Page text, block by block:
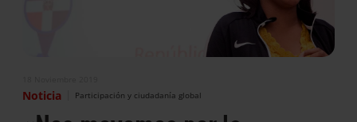
Noticia Participación y ciudadanía global